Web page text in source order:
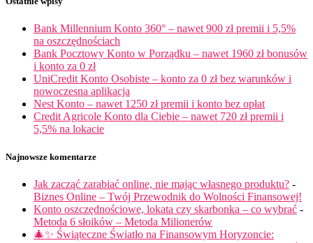
Bank Millennium Konto 360° – nawet 900 zł premii i 5,5%
na oszczędnościach
Bank Pocztowy Konto w Porządku – nawet 1960 zł bonusów
i konto za 0 zł
UniCredit Konto Osobiste – konto za 0 zł bez warunków i
nowoczesna aplikacja
Nest Konto – nawet 1250 zł premii i konto bez opłat
Credit Agricole Konto dla Ciebie – nawet 720 zł premii i
5,5% na lokacie
Najnowsze komentarze
Jak zacząć zarabiać online, nie mając własnego produktu? -
Biznes Online – Twój Przewodnik do Wolności Finansowej!
Konto oszczędnościowe, lokata czy skarbonka – co wybrać -
Metoda 6 słoików – Metoda Milionerów
🎄✨ Świąteczne Światło na Finansowym Horyzoncie: